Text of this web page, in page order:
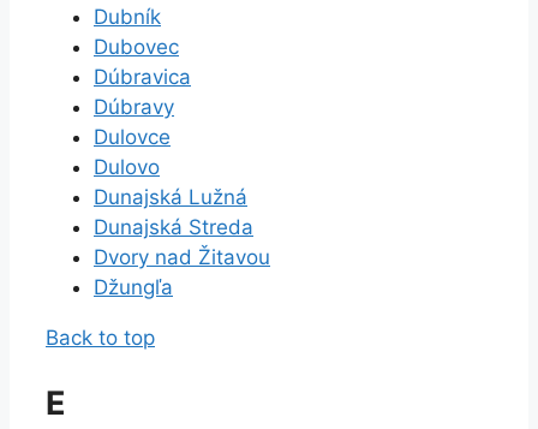
Dubník
Dubovec
Dúbravica
Dúbravy
Dulovce
Dulovo
Dunajská Lužná
Dunajská Streda
Dvory nad Žitavou
Džungľa
Back to top
E